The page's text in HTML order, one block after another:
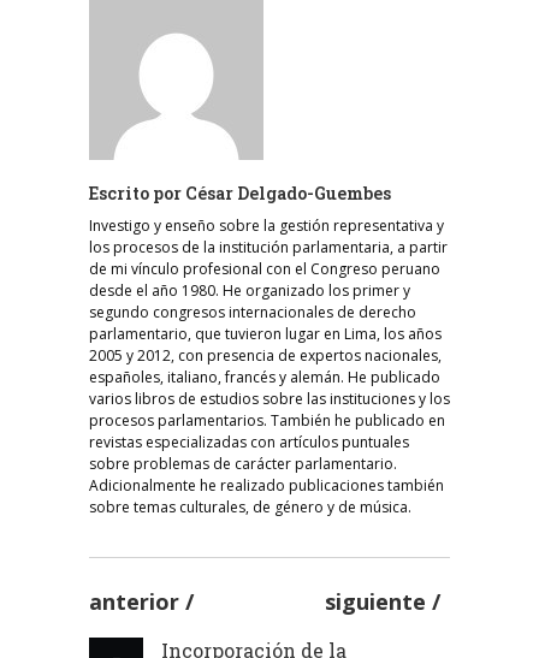
Escrito por César Delgado-Guembes
Investigo y enseño sobre la gestión representativa y
los procesos de la institución parlamentaria, a partir
de mi vínculo profesional con el Congreso peruano
desde el año 1980. He organizado los primer y
segundo congresos internacionales de derecho
parlamentario, que tuvieron lugar en Lima, los años
2005 y 2012, con presencia de expertos nacionales,
españoles, italiano, francés y alemán. He publicado
varios libros de estudios sobre las instituciones y los
procesos parlamentarios. También he publicado en
revistas especializadas con artículos puntuales
sobre problemas de carácter parlamentario.
Adicionalmente he realizado publicaciones también
sobre temas culturales, de género y de música.
anterior siguiente
Incorporación de la